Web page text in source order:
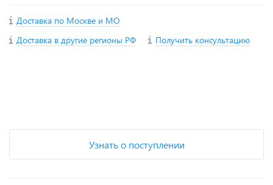
Доставка по Москве и МО
Доставка в другие регионы РФ
Получить консультацию
Узнать о поступлении